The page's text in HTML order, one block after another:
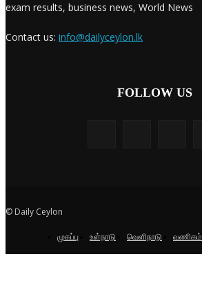
exam results, business news, World News
Contact us: info@dailyceylon.lk
FOLLOW US
© Daily Ceylon
முகப்பு உள்நாடு வெளிநாடு வணிகம்